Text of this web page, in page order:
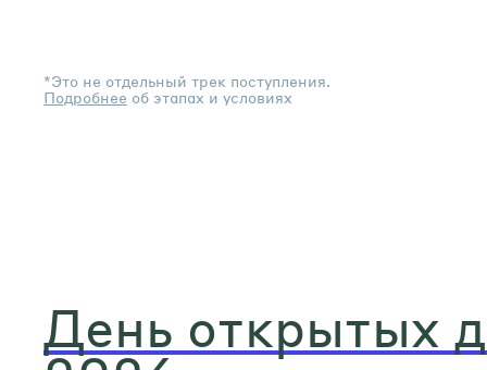
*Это не отдельный трек поступления.
Подробнее об этапах и условиях
День открытых